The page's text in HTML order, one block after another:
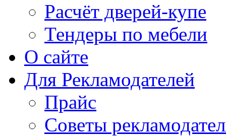
Расчёт дверей-купе
Тендеры по мебели
О сайте
Для Рекламодателей
Прайс
Советы